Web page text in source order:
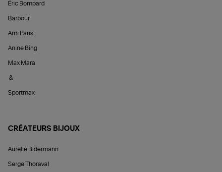
Éric Bompard
Barbour
Ami Paris
Anine Bing
Max Mara
&
Sportmax
CRÉATEURS BIJOUX
Aurélie Bidermann
Serge Thoraval